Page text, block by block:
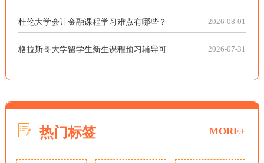
杜伦大学会计金融课程学习难点有哪些？ 2026-08-01
格拉斯哥大学留学生新生课程预习辅导可... 2026-07-31
热门标签 MORE+